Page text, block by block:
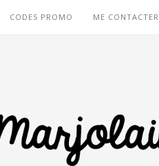
CODES PROMO ME CONTACTER